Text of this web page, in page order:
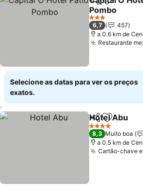
Partilhar
Pombo
3 Estrelas
6,7
457
a 0.6 km de
Restaurante
Selecione as datas para ver os preços
exatos.
Partilhar
Hotel Abu
4 Estrelas
8,3 Muito boa
a 0.5 km de
Cartão-chave